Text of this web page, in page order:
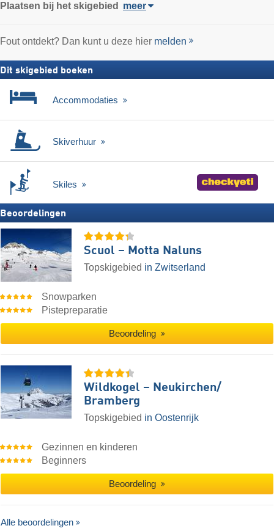
Plaatsen bij het skigebied meer
Fout ontdekt? Dan kunt u deze hier melden
Dit skigebied boeken
Accommodaties
Skiverhuur
Skiles
Beoordelingen
Scuol – Motta Naluns
Topskigebied in Zwitserland
Snowparken
Pistepreparatie
Beoordeling
Wildkogel – Neukirchen/​
Bramberg
Topskigebied in Oostenrijk
Gezinnen en kinderen
Beginners
Beoordeling
Alle beoordelingen